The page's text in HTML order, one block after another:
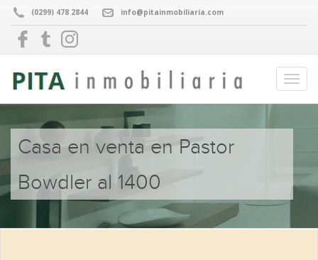
(0299) 478 2844 info@pitainmobiliaria.com
Casa en venta en Pastor
Bowdler al 1400